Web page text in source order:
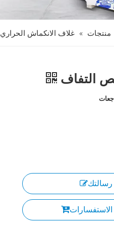
منتجات » غلاف الانكماش الحراري
التفاف
رسالتك